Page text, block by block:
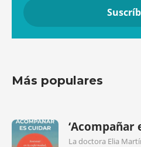
Más populares
‘Acompañar
La doctora Elia